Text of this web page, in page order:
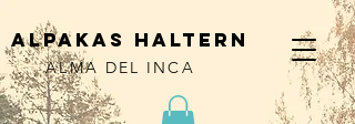
alpakas haltern
ALMA DEL INCA